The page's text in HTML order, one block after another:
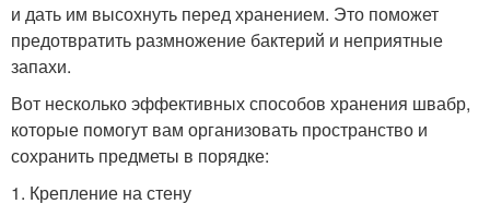
и дать им высохнуть перед хранением. Это поможет
предотвратить размножение бактерий и неприятные
запахи.
Вот несколько эффективных способов хранения швабр,
которые помогут вам организовать пространство и
сохранить предметы в порядке:
1. Крепление на стену